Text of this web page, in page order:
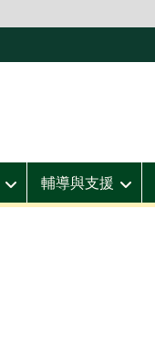
輔導與支援